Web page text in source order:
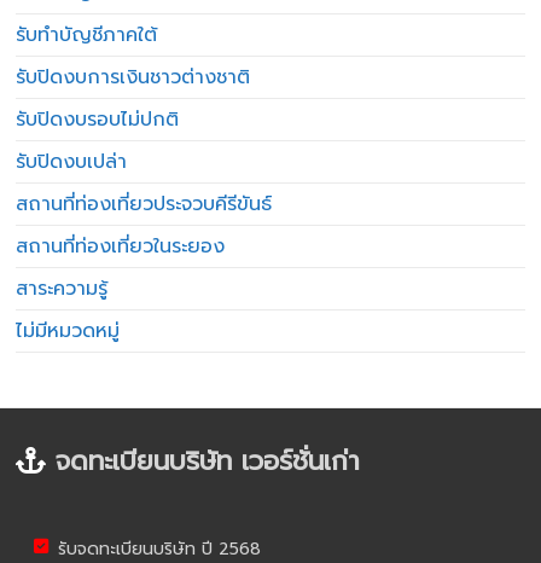
รับทำบัญชีภาคใต้
รับปิดงบการเงินชาวต่างชาติ
รับปิดงบรอบไม่ปกติ
รับปิดงบเปล่า
สถานที่ท่องเที่ยวประจวบคีรีขันธ์
สถานที่ท่องเที่ยวในระยอง
สาระความรู้
ไม่มีหมวดหมู่
จดทะเบียนบริษัท เวอร์ชั่นเก่า
รับจดทะเบียนบริษัท ปี 2568